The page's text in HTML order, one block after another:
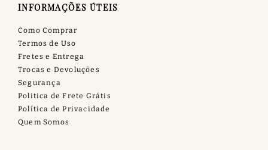
INFORMAÇÕES ÚTEIS
Como Comprar
Termos de Uso
Fretes e Entrega
Trocas e Devoluções
Segurança
Politica de Frete Grátis
Política de Privacidade
Quem Somos